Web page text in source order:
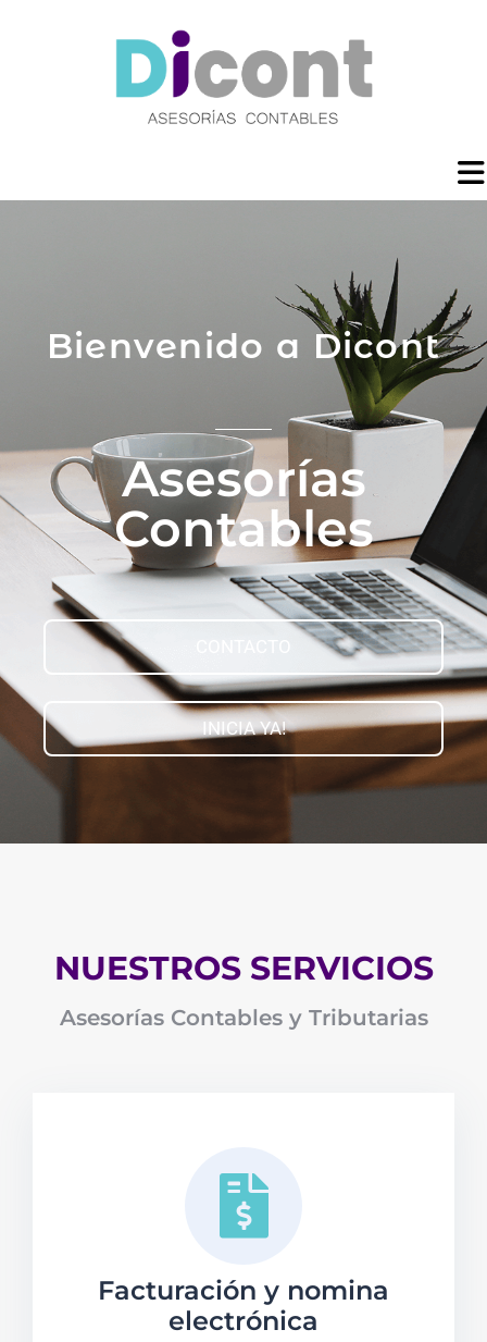
Bienvenido a Dicont
Asesorías
Contables
INICIA YA!
NUESTROS SERVICIOS
Asesorías Contables y Tributarias
Facturación y nomina
electrónica